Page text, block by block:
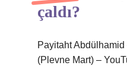
çaldı?
Payitaht
(Plevne Mart) –